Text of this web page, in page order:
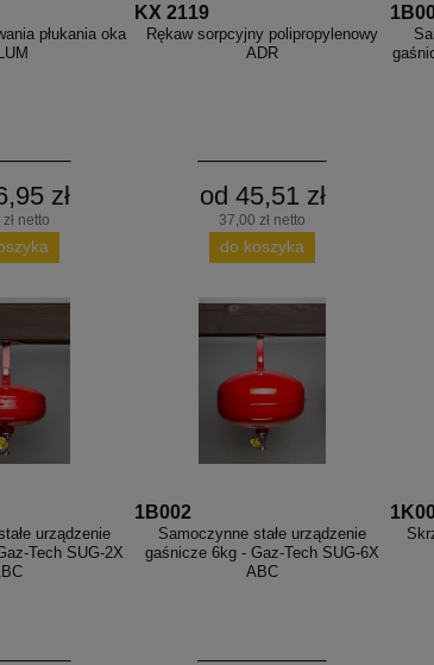
płukania oka
zł
netto
KX 2119
Rękaw sorpcyjny polipropylenowy
ADR
od 45,51 zł
37,00 zł netto
do koszyka
urządzenie
Tech SUG-2X
1B002
Samoczynne stałe urządzenie
gaśnicze 6kg - Gaz-Tech SUG-6X
ABC